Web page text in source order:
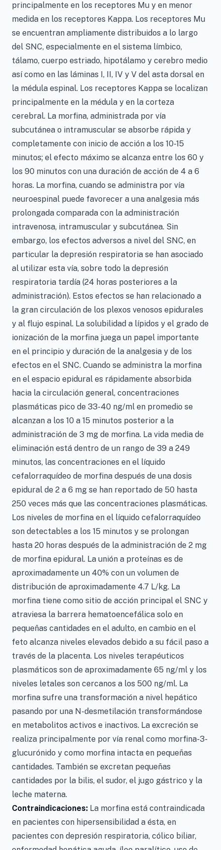
principalmente en los receptores Mu y en menor
medida en los receptores Kappa. Los receptores Mu
se encuentran ampliamente distribuidos a lo largo
del SNC, especialmente en el sistema límbico,
tálamo, cuerpo estriado, hipotálamo y cerebro medio
así como en las láminas I, II, IV y V del asta dorsal en
la médula espinal. Los receptores Kappa se localizan
principalmente en la médula y en la corteza
cerebral. La morfina, administrada por vía
subcutánea o intramuscular se absorbe rápida y
completamente con inicio de acción a los 10-15
minutos; el efecto máximo se alcanza entre los 60 y
los 90 minutos con una duración de acción de 4 a 6
horas. La morfina, cuando se administra por vía
neuroespinal puede favorecer a una analgesia más
prolongada comparada con la administración
intravenosa, intramuscular y subcutánea. Sin
embargo, los efectos adversos a nivel del SNC, en
particular la depresión respiratoria se han asociado
al utilizar esta vía, sobre todo la depresión
respiratoria tardía (24 horas posteriores a la
administración). Estos efectos se han relacionado a
la gran circulación de los plexos venosos epidurales
y al flujo espinal. La solubilidad a lípidos y el grado de
ionización de la morfina juega un papel importante
en el principio y duración de la analgesia y de los
efectos en el SNC. Cuando se administra la morfina
en el espacio epidural es rápidamente absorbida
hacia la circulación general, concentraciones
plasmáticas pico de 33-40 ng/ml en promedio se
alcanzan a los 10 a 15 minutos posterior a la
administración de 3 mg de morfina. La vida media de
eliminación está dentro de un rango de 39 a 249
minutos, las concentraciones en el líquido
cefalorraquídeo de morfina después de una dosis
epidural de 2 a 6 mg se han reportado de 50 hasta
250 veces más que las concentraciones plasmáticas.
Los niveles de morfina en el líquido cefalorraquídeo
son detectables a los 15 minutos y se prolongan
hasta 20 horas después de la administración de 2 mg
de morfina epidural. La unión a proteínas es de
aproximadamente un 40% con un volumen de
distribución de aproximadamente 4.7 L/kg. La
morfina tiene como sitio de acción principal el SNC y
atraviesa la barrera hematoencefálica solo en
pequeñas cantidades en el adulto, en cambio en el
feto alcanza niveles elevados debido a su fácil paso a
través de la placenta. Los niveles terapéuticos
plasmáticos son de aproximadamente 65 ng/ml y los
niveles letales son cercanos a los 500 ng/ml. La
morfina sufre una transformación a nivel hepático
pasando por una N-desmetilación transformándose
en metabolitos activos e inactivos. La excreción se
realiza principalmente por vía renal como morfina-3-
glucurónido y como morfina intacta en pequeñas
cantidades. También se excretan pequeñas
cantidades por la bilis, el sudor, el jugo gástrico y la
leche materna.
Contraindicaciones: La morfina está contraindicada
en pacientes con hipersensibilidad a ésta, en
pacientes con depresión respiratoria, cólico biliar,